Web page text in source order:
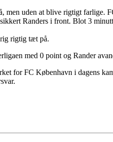
men uden at blive rigtigt farlige.
Randers i front. Blot 3
rigtig tæt på.
med 0 point og Rander
for FC København i dagens